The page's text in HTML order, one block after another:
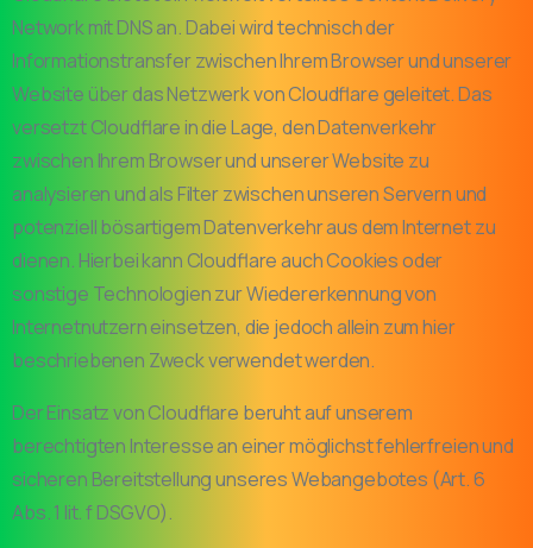
Network mit DNS an. Dabei wird technisch der
Informationstransfer zwischen Ihrem Browser und unserer
Website über das Netzwerk von Cloudflare geleitet. Das
versetzt Cloudflare in die Lage, den Datenverkehr
zwischen Ihrem Browser und unserer Website zu
analysieren und als Filter zwischen unseren Servern und
potenziell bösartigem Datenverkehr aus dem Internet zu
dienen. Hierbei kann Cloudflare auch Cookies oder
sonstige Technologien zur Wiedererkennung von
Internetnutzern einsetzen, die jedoch allein zum hier
beschriebenen Zweck verwendet werden.
Der Einsatz von Cloudflare beruht auf unserem
berechtigten Interesse an einer möglichst fehlerfreien und
sicheren Bereitstellung unseres Webangebotes (Art. 6
Abs. 1 lit. f DSGVO).